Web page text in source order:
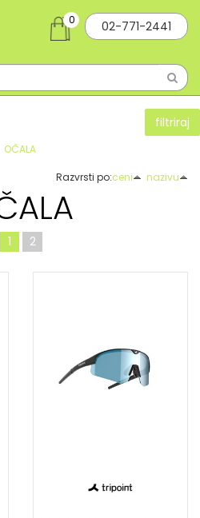
02-771-2441
0
filtriraj
OČALA
Razvrsti po:ceni nazivu
1 2